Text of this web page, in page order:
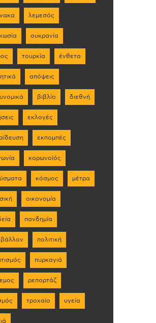
λεμεσός
ουκρανία
τουρκία ένθετα
απόψεις
βιβλίο διεθνή
εκλογές
εκπομπές
κορωνοϊός
κόσμος μέτρα
οικονομία
πανδημία
πολιτική
πυρκαγιά
ρεπορτάζ
τροχαίο υγεία